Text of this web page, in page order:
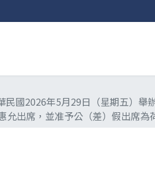
國2026年5月29日（星期五）
出席，並准予公（差）假出席為